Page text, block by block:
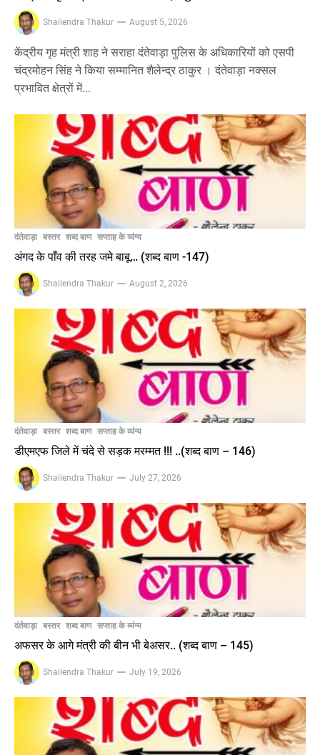
Shailendra Thakur August 5, 2026
केंद्रीय गृह मंत्री शाह ने सराहा दंतेवाड़ा पुलिस के अधिकारियों को एसपी
चंद्रमोहन सिंह ने किया सम्मानित शैलेन्द्र ठाकुर । दंतेवाड़ा नक्सल
प्रभावित क्षेत्रों में...
दंतेवाड़ा बस्तर शब्द बाण सप्ताह के व्यंग्य
अंगद के पाँव की तरह जमे बाबू… (शब्द बाण -147)
Shailendra Thakur August 2, 2026
दंतेवाड़ा बस्तर शब्द बाण सप्ताह के व्यंग्य
डीएमएफ जिले में चंदे से सड़क मरम्मत !!! ..(शब्द बाण – 146)
Shailendra Thakur July 27, 2026
दंतेवाड़ा बस्तर शब्द बाण सप्ताह के व्यंग्य
अफसर के आगे मंत्री की बीन भी बेअसर.. (शब्द बाण – 145)
Shailendra Thakur July 19, 2026